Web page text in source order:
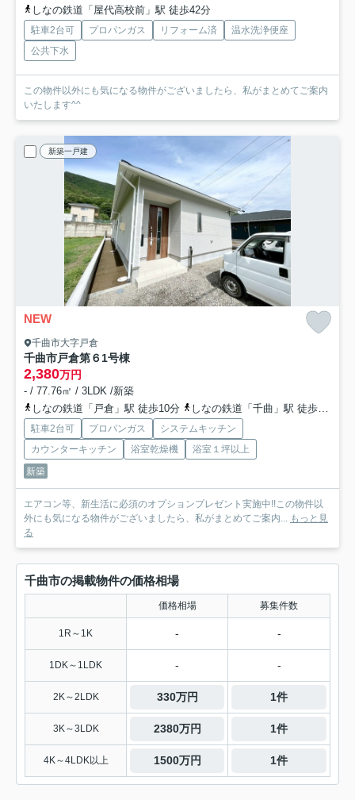
しなの鉄道「屋代高校前」駅 徒歩42分
駐車2台可 プロパンガス リフォーム済
温水洗浄便座
公共下水
この物件以外にも気になる物件がございましたら、私がまとめてご案内
いたします^^
新築一戸建
NEW
千曲市大字戸倉
千曲市戸倉第６ 1号棟
2,380万円
- / 77.76㎡ / 3LDK /新築
しなの鉄道「戸倉」駅 徒歩10分
しなの鉄道「千曲」駅 徒歩31分
駐車2台可 プロパンガス
システムキッチン
カウンターキッチン
浴室乾燥機
浴室１坪以上
新築
エアコン等、新生活に必須のオプションプレゼント実施中!!この物件以
外にも気になる物件がございましたら、私がまとめてご案内... もっと見
る
千曲市の掲載物件の価格相場
価格相場 募集件数
1R～1K - -
1DK～1LDK - -
2K～2LDK 330万円 1件
3K～3LDK 2380万円 1件
4K～4LDK以上 1500万円 1件